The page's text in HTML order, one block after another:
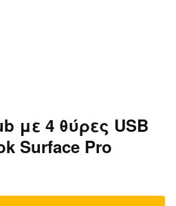
με 4 θύρες USB
Surface Pro